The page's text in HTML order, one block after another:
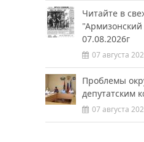
Читайте в
"Армизонский
07.08.2026г
07 августа
Проблемы
депутатским
07 августа